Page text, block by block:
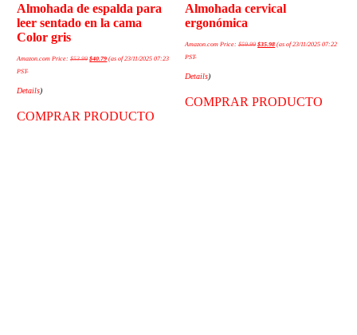
Almohada de espalda para
leer sentado en la cama
Color gris
Amazon.com Price:$53.99 $40.79 (as of 23/11/2025 07:23
PST-
Details)
COMPRAR PRODUCTO
Almohada cervical
ergonómica
Amazon.com Price:$59.99 $35.98 (as of 23/11/2025 07:22
PST-
Details)
COMPRAR PRODUCTO